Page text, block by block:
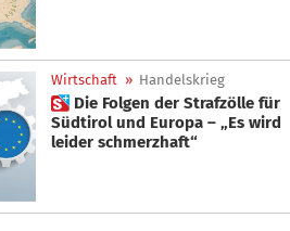
Wirtschaft » Handelskrieg
 Die Folgen der Strafzölle für
Südtirol und Europa – „Es wird
leider schmerzhaft“